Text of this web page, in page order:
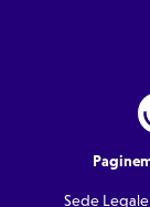
Sede